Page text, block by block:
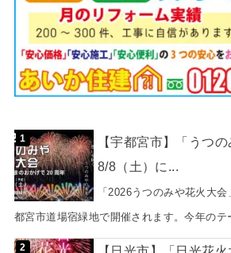
【宇都宮市】「うつ
8/8（土）に...
「2026うつのみや花火大
都宮市道場宿緑地で開催されます。今年のテ